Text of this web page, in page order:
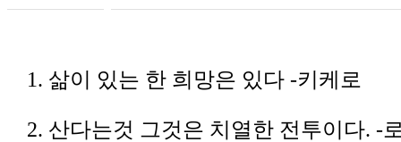
1. 삶이 있는 한 희망은 있다 -키케로
2. 산다는것 그것은 치열한 전투이다. -